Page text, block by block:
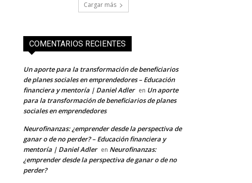
Cargar más
COMENTARIOS RECIENTES
Un aporte para la transformación de beneficiarios
de planes sociales en emprendedores – Educación
financiera y mentoría | Daniel Adler en Un aporte
para la transformación de beneficiarios de planes
sociales en emprendedores
Neurofinanzas: ¿emprender desde la perspectiva de
ganar o de no perder? – Educación financiera y
mentoría | Daniel Adler en Neurofinanzas:
¿emprender desde la perspectiva de ganar o de no
perder?